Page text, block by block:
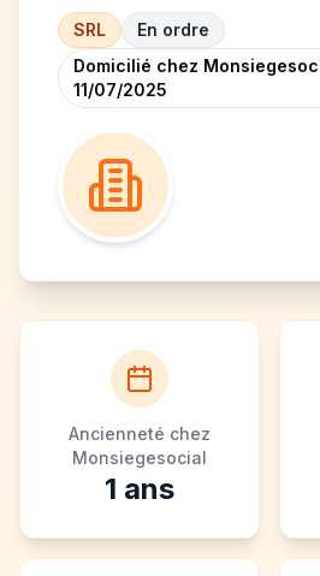
SRL
En ordre
Domicilié chez
11/07/2025
Ancienneté chez
Monsiegesocial
1 ans